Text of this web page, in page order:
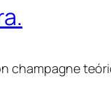
champagne